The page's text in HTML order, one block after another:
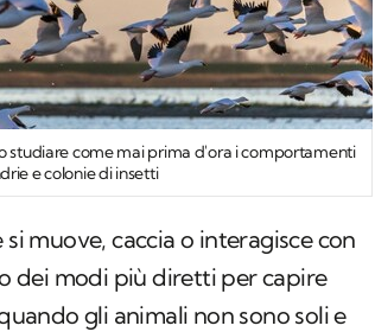
studiare come mai prima d'ora i comportamenti
e colonie di insetti
muove, caccia o interagisce con
dei modi più diretti per capire
gli animali non sono soli e